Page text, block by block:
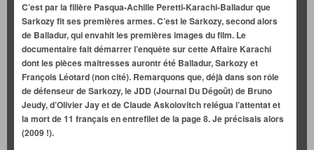
C’est par la filière Pasqua-Achille Peretti-Karachi-Balladur que
Sarkozy fit ses premières armes. C’est le Sarkozy, second alors
de Balladur, qui envahit les premières images du film. Le
documentaire fait démarrer l’enquête sur cette Affaire Karachi
dont les pièces maitresses aurontr été Balladur, Sarkozy et
François Léotard (non cité). Remarquons que, déjà dans son rôle
de défenseur de Sarkozy, le JDD (Journal Du Dégoût) de Bruno
Jeudy, d’Olivier Jay et de Claude Askolovitch relégua l’attentat et
la mort de 11 français en entrefilet de la page 8. Je précisais alors
(2009 !).